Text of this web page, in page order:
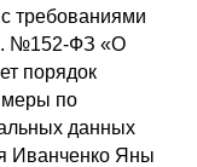
требованиями
№152-ФЗ «О
порядок
меры по
данных
Иванченко Яны